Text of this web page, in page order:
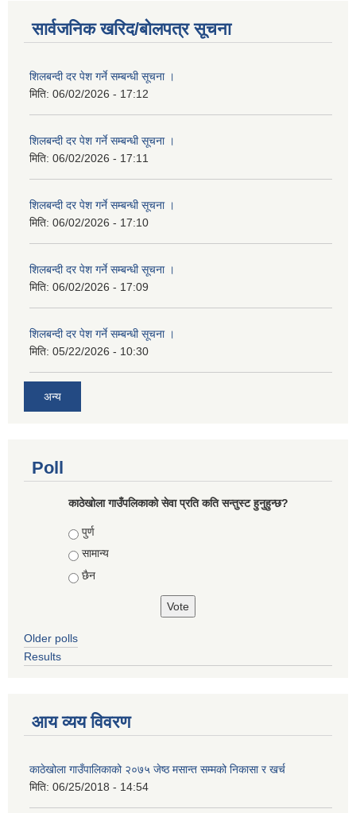
सार्वजनिक खरिद/बोलपत्र सूचना
शिलबन्दी दर पेश गर्ने सम्बन्धी सूचना ।
मिति: 06/02/2026 - 17:12
शिलबन्दी दर पेश गर्ने सम्बन्धी सूचना ।
मिति: 06/02/2026 - 17:11
शिलबन्दी दर पेश गर्ने सम्बन्धी सूचना ।
मिति: 06/02/2026 - 17:10
शिलबन्दी दर पेश गर्ने सम्बन्धी सूचना ।
मिति: 06/02/2026 - 17:09
शिलबन्दी दर पेश गर्ने सम्बन्धी सूचना ।
मिति: 05/22/2026 - 10:30
अन्य
Poll
काठेखोला गाउँपलिकाको सेवा प्रति कति सन्तुस्ट हुनुहुन्छ?
Choices
पुर्ण
सामान्य
छैन
Older polls
Results
आय व्यय विवरण
काठेखोला गाउँपालिकाको २०७५ जेष्ठ मसान्त सम्मको निकासा र खर्च
मिति: 06/25/2018 - 14:54